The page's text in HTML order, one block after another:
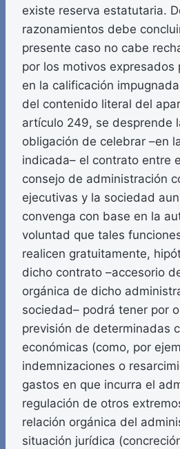
existe reserva estatutaria.
razonamientos debe
presente caso no cabe
por los motivos expresados
en la calificación
del contenido literal del
artículo 249, se desprende
obligación de celebrar –en
indicada– el contrato entre
consejo de administración
ejecutivas y la sociedad
convenga con base en la
voluntad que tales
realicen gratuitamente,
dicho contrato –accesorio
orgánica de dicho
sociedad– podrá tener por
previsión de determinadas
económicas (como, por
indemnizaciones o
gastos en que incurra el
regulación de otros
relación orgánica del
situación jurídica